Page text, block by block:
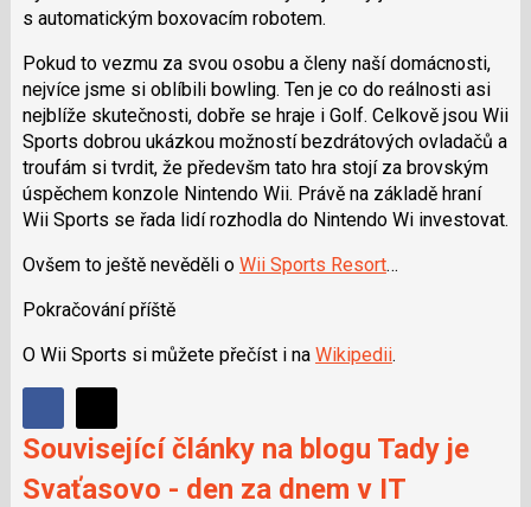
s automatickým boxovacím robotem.
Pokud to vezmu za svou osobu a členy naší domácnosti,
nejvíce jsme si oblíbili bowling. Ten je co do reálnosti asi
nejblíže skutečnosti, dobře se hraje i Golf. Celkově jsou Wii
Sports dobrou ukázkou možností bezdrátových ovladačů a
troufám si tvrdit, že předevšm tato hra stojí za brovským
úspěchem konzole Nintendo Wii. Právě na základě hraní
Wii Sports se řada lidí rozhodla do Nintendo Wi investovat.
Ovšem to ještě nevěděli o Wii Sports Resort…
Pokračování příště
O Wii Sports si můžete přečíst i na Wikipedii.
Sdílejte
na
Facebooku
Sdílejte
na
síti
Související články na blogu Tady je
Svaťasovo - den za dnem v IT